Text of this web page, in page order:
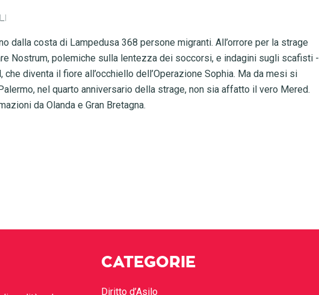
dalla costa di Lampedusa 368 persone migranti. All’orrore per la strage
Nostrum, polemiche sulla lentezza dei soccorsi, e indagini sugli scafisti -
diventa il fiore all’occhiello dell’Operazione Sophia. Ma da mesi si
nel quarto anniversario della strage, non sia affatto il vero Mered.
da Olanda e Gran Bretagna.
CATEGORIE
Diritto d’Asilo